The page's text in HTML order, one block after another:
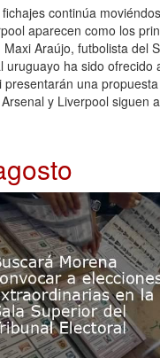
continúa
aparecen como los
Araújo, futbolista del
uruguayo ha sido ofrecido
presentarán una
y Liverpool siguen